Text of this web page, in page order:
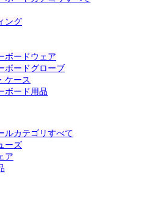
ング
ボードウェア
ボードグローブ
ケース
ボード用品
ルカテゴリすべて
ーズ
ア